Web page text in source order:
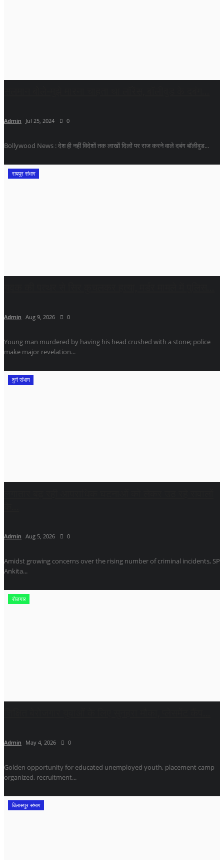
Admin Jul 25, 2024 0
Bollywood News : देश ही नहीं विदेशों तक लाखों दिलों पर राज करने वाले दबंग बॉलीवुड...
रायपुर संभाग
Admin Aug 9, 2026 0
Young man murdered by having his head crushed with a stone; police
make major revelation...
दुर्ग संभाग
Admin Aug 5, 2026 0
Amidst growing concerns over the rising number of criminal incidents, SP
Ankita...
रोजगार
Admin May 4, 2026 0
Golden opportunity for educated unemployed youth, placement camp
organized, recruitment...
बिलासपुर संभाग